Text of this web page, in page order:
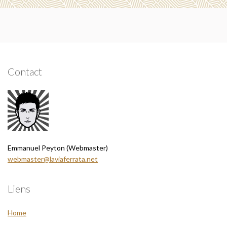
Contact
Emmanuel Peyton (Webmaster)
webmaster@laviaferrata.net
Liens
Home